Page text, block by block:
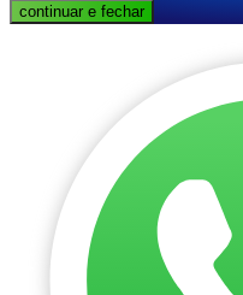
continuar e fechar